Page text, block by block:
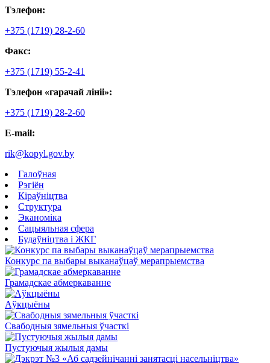
Тэлефон:
+375 (1719) 28-2-60
Факс:
+375 (1719) 55-2-41
Тэлефон «гарачай лініі»:
+375 (1719) 28-2-60
E-mail:
rik@kopyl.gov.by
Галоўная
Рэгіён
Кіраўніцтва
Структура
Эканоміка
Сацыяльная сфера
Будаўніцтва і ЖКГ
Конкурс па выбары выканаўцаў мерапрыемства
Грамадскае абмеркаванне
Аўкцыёны
Свабодныя зямельныя ўчасткі
Пустуючыя жылыя дамы